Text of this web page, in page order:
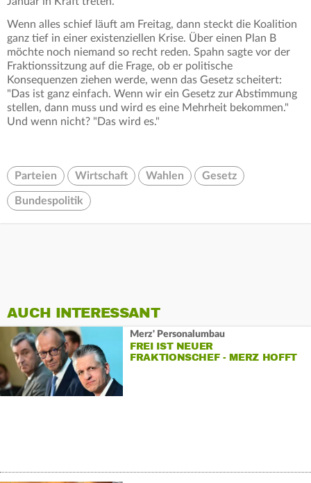
Wenn alles schief läuft am Freitag, dann steckt die Koalition
ganz tief in einer existenziellen Krise. Über einen Plan B
möchte noch niemand so recht reden. Spahn sagte vor der
Fraktionssitzung auf die Frage, ob er politische
Konsequenzen ziehen werde, wenn das Gesetz scheitert:
"Das ist ganz einfach. Wenn wir ein Gesetz zur Abstimmung
stellen, dann muss und wird es eine Mehrheit bekommen."
Und wenn nicht? "Das wird es."
Parteien Wirtschaft Wahlen Gesetz
Bundespolitik
AUCH INTERESSANT
Merz' Personalumbau
FREI IST NEUER
FRAKTIONSCHEF - MERZ HOFFT